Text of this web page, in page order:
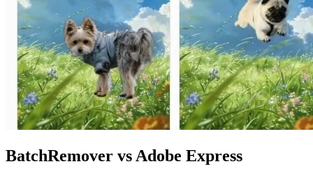
BatchRemover vs Adobe Express